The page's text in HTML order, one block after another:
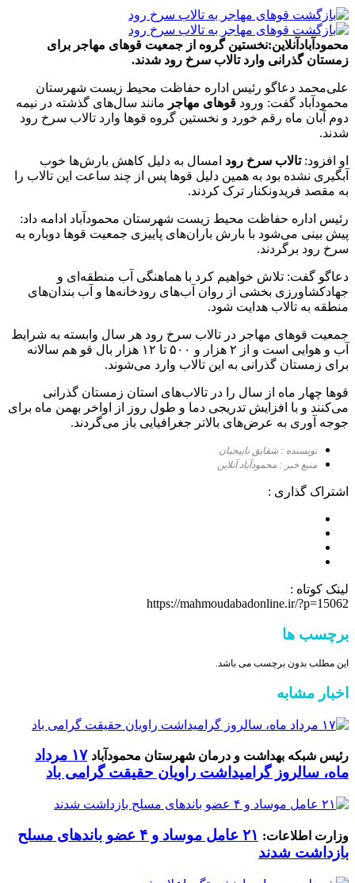
محمودآبادآنلاین:نخستین گروه از جمعیت قو‌های مهاجر برای
زمستان گذرانی وارد تالاب سرخ رود شدند.
علی‌محمد دعاگو رئیس اداره حفاظت محیط زیست شهرستان
محمودآباد گفت: ورود قو‌های مهاجر مانند سال‌های گذشته در نیمه
دوم آبان ماه رقم خورد و نخستین گروه قو‌ها وارد تالاب سرخ رود
شدند.
او افزود: تالاب سرخ رود امسال به دلیل کاهش بارش‌ها خوب
آبگیری نشده بود به همین دلیل قو‌ها پس از چند ساعت این تالاب را
به مقصد فریدونکنار ترک کردند.
رئیس اداره حفاظت محیط زیست شهرستان محمودآباد ادامه داد:
پیش بینی می‌شود با بارش باران‌های پاییزی جمعیت قو‌ها دوباره به
سرخ رود برگردند.
دعاگو گفت: تلاش خواهیم کرد با هماهنگی آب منطقه‌ای و
جهادکشاورزی بخشی از روان آب‌های رودخانه‌ها و آب بندان‌های
منطقه به تالاب هدایت شود.
جمعیت قو‌های مهاجر در تالاب سرخ رود هر سال وابسته به شرایط
آب و هوایی است و از ۲ هزار و ۵۰۰ تا ۱۲ هزار بال قو هم سالانه
برای زمستان گذرانی به این تالاب وارد می‌شوند.
قو‌ها چهار ماه از سال را در تالاب‌های استان زمستان گذرانی
می‌کنند و با افزایش تدریجی دما و طول روز از اواخر بهمن ماه برای
جوجه آوری به عرض‌های بالاتر جغرافیایی باز می‌گردند.
نویسنده : شقایق ناییجیان
منبع خبر : محمودآباد آنلاین
اشتراک گذاری :
لینک کوتاه :
https://mahmoudabadonline.ir/?p=15062
برچسب ها
این مطلب بدون برچسب می باشد.
اخبار مشابه
رئیس شبکه بهداشت و درمان شهرستان محمودآباد
۱۷ مرداد
ماه، سالروز گرامیداشت راویان حقیقت گرامی باد
وزارت اطلاعات:
۲۱ عامل موساد و ۴ عضو باند‌های مسلح
بازداشت شدند